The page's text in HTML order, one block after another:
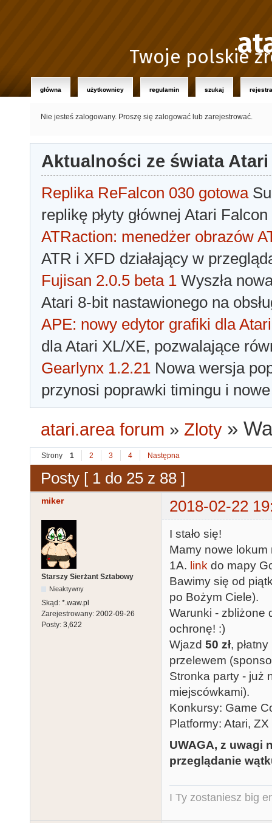
Twoje polskie
główna użytkownicy regulamin szukaj
Nie jesteś zalogowany. Proszę się zalogować lub zarejestrować.
Aktualności ze świata Atari
Replika ReFalcon 030 gotowa
replikę płyty głównej Atari
ATRaction: menedżer obrazów
ATR i XFD działający w
Fujisan 2.0.5 beta 1 Wyszła
Atari 8-bit nastawionego na
APE: nowy edytor grafiki dla Atari
dla Atari XL/XE, pozwalające
Gearlynx 1.2.21 Nowa wersja
przynosi poprawki timingu i
atari.area forum » Zloty »
Strony 1 2 3 4 Następna
Posty [ 1 do 25 z 88 ]
miker 2018-02-22
Starszy Sierżant Sztabowy
Nieaktywny
Skąd: *.waw.pl
Zarejestrowany: 2002-09-26
Posty: 3,622
I stało się!
Mamy nowe lokum
1A. link do mapy
Bawimy się od
po Bożym Ciele).
Warunki - zbliżone
ochronę! :)
Wjazd 50 zł,
przelewem
Stronka party - już
miejscówkami).
Konkursy: Game
Platformy: Atari,
UWAGA, z uwagi
przeglądanie
I Ty zostaniesz big